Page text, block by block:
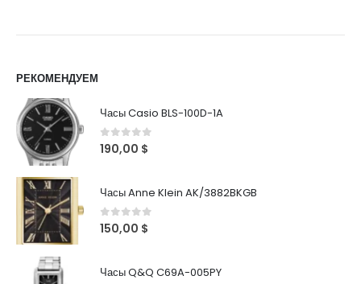
РЕКОМЕНДУЕМ
Часы Casio BLS-100D-1A
0out of 5
190,00 $
Часы Anne Klein AK/3882BKGB
0out of 5
150,00 $
Часы Q&Q C69A-005PY